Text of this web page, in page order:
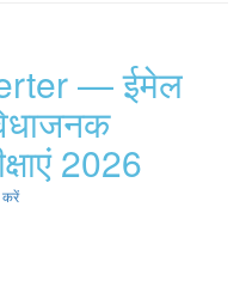
— ईमेल
2026
करें